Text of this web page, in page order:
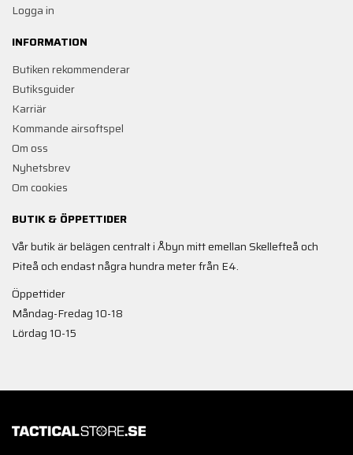
Logga in
INFORMATION
Butiken rekommenderar
Butiksguider
Karriär
Kommande airsoftspel
Om oss
Nyhetsbrev
Om cookies
BUTIK & ÖPPETTIDER
Vår butik är belägen centralt i Åbyn mitt emellan Skellefteå och
Piteå och endast några hundra meter från E4.
Öppettider
Måndag-Fredag 10-18
Lördag 10-15